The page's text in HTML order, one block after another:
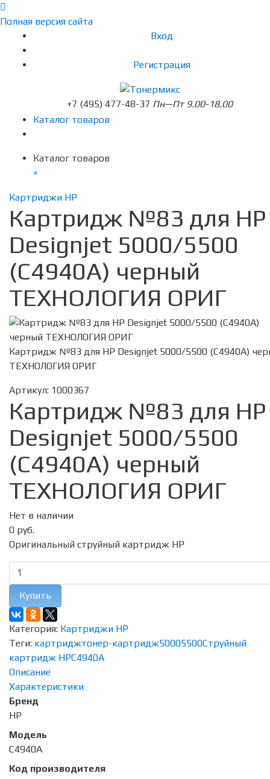
Полная версия сайта
Вход
Регистрация
+7 (495) 477-48-37 Пн—Пт 9.00-18.00
Каталог товаров
Каталог товаров
×
Картриджи HP
Картридж №83 для HP
Designjet 5000/5500
(C4940A) черный
ТЕХНОЛОГИЯ ОРИГ
Картридж №83 для HP Designjet 5000/5500 (C4940A)
ТЕХНОЛОГИЯ ОРИГ
Артикул: 1000367
Картридж №83 для HP
Designjet 5000/5500
(C4940A) черный
ТЕХНОЛОГИЯ ОРИГ
Нет в наличии
0 руб.
Оригинальный струйный картридж HP
Купить
Категория: Картриджи HP
Теги: картриджтонер-картридж50005500Струйный
картридж HPC4940A
Описание
Характеристики
Бренд
HP
Модель
C4940A
Код производителя